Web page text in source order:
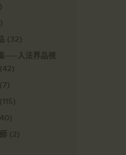
(32)
——入法界品視
(42)
(7)
(115)
(2)